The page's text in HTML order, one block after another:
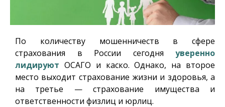
По количеству мошенничеств в сфере
страхования в России сегодня уверенно
лидируют ОСАГО и каско. Однако, на второе
место выходит страхование жизни и здоровья, а
на третье — страхование имущества и
ответственности физлиц и юрлиц.